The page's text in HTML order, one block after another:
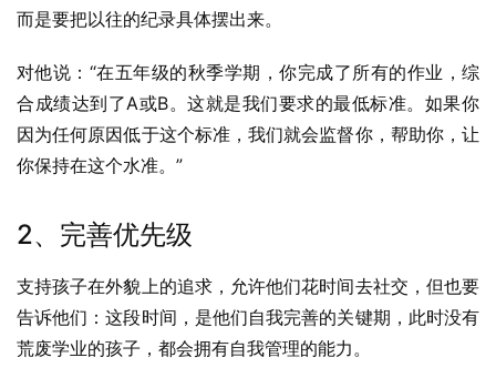
而是要把以往的纪录具体摆出来。
对他说：“在五年级的秋季学期，你完成了所有的作业，综
合成绩达到了A或B。这就是我们要求的最低标准。如果你
因为任何原因低于这个标准，我们就会监督你，帮助你，让
你保持在这个水准。”
2、完善优先级
支持孩子在外貌上的追求，允许他们花时间去社交，但也要
告诉他们：这段时间，是他们自我完善的关键期，此时没有
荒废学业的孩子，都会拥有自我管理的能力。